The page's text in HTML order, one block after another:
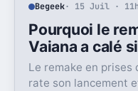
Begeek· 15 Juil ·
Pourquoi le
Vaiana a calé
Le remake en prises
rate son lancement